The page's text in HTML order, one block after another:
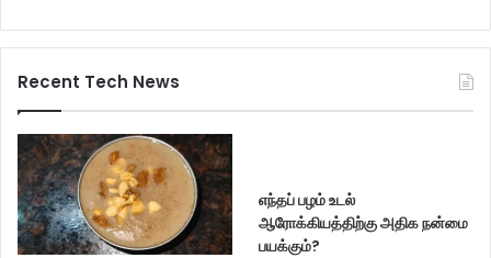
Recent Tech News
எந்தப் பழம் உடல்
ஆரோக்கியத்திற்கு அதிக நன்மை
பயக்கும்?